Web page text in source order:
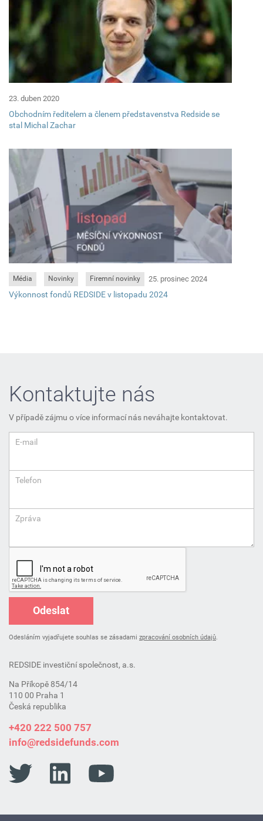
23. duben 2020
Obchodním ředitelem a členem představenstva Redside se
stal Michal Zachar
Média Novinky Firemní novinky 25. prosinec 2024
Výkonnost fondů REDSIDE v listopadu 2024
Kontaktujte nás
V případě zájmu o více informací nás neváhajte kontaktovat.
E-mail
Telefon
Zpráva
Odeslat
Odesláním vyjadřujete souhlas se zásadami zpracování osobních údajů.
REDSIDE investiční společnost, a.s.
Na Příkopě 854/14
110 00 Praha 1
Česká republika
+420 222 500 757
info@redsidefunds.com